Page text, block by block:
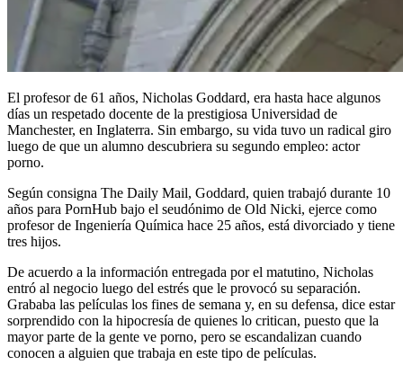
El profesor de 61 años, Nicholas Goddard, era hasta hace algunos
días un respetado docente de la prestigiosa Universidad de
Manchester, en Inglaterra. Sin embargo, su vida tuvo un radical giro
luego de que un alumno descubriera su segundo empleo: actor
porno.
Según consigna The Daily Mail, Goddard, quien trabajó durante 10
años para PornHub bajo el seudónimo de Old Nicki, ejerce como
profesor de Ingeniería Química hace 25 años, está divorciado y tiene
tres hijos.
De acuerdo a la información entregada por el matutino, Nicholas
entró al negocio luego del estrés que le provocó su separación.
Grababa las películas los fines de semana y, en su defensa, dice estar
sorprendido con la hipocresía de quienes lo critican, puesto que la
mayor parte de la gente ve porno, pero se escandalizan cuando
conocen a alguien que trabaja en este tipo de películas.